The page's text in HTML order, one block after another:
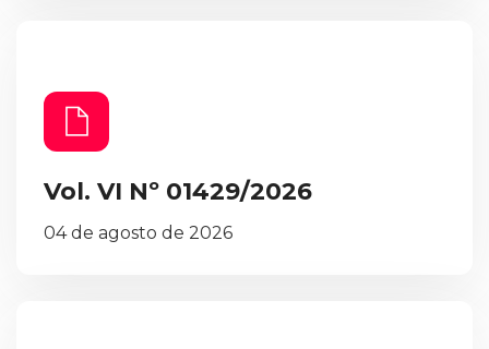
Vol. VI Nº 01429/2026
04 de agosto de 2026